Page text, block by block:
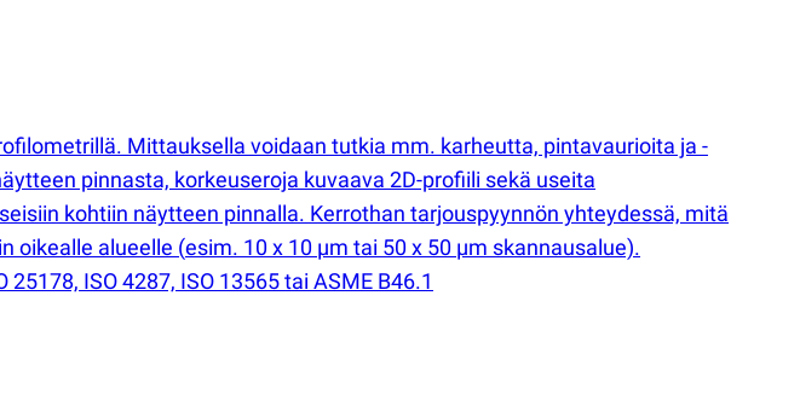
Mittauksella voidaan tutkia mm. karheutta, pintavaurioita ja -
pinnasta, korkeuseroja kuvaava 2D-profiili sekä useita
kohtiin näytteen pinnalla. Kerrothan tarjouspyynnön yhteydessä, mitä
oikealle alueelle (esim. 10 x 10 µm tai 50 x 50 µm skannausalue).
ISO 4287, ISO 13565 tai ASME B46.1